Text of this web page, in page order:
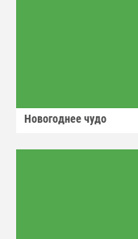
Новогоднее чудо